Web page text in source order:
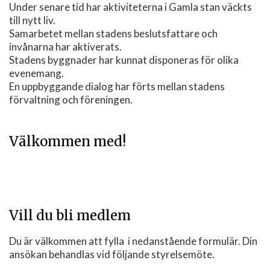
Under senare tid har aktiviteterna i Gamla stan väckts
till nytt liv.
Samarbetet mellan stadens beslutsfattare och
invånarna har aktiverats.
Stadens byggnader har kunnat disponeras för olika
evenemang.
En uppbyggande dialog har förts mellan stadens
förvaltning och föreningen.
Välkommen med!
Vill du bli medlem
Du är välkommen att fylla i nedanstående formulär. Din
ansökan behandlas vid följande styrelsemöte.